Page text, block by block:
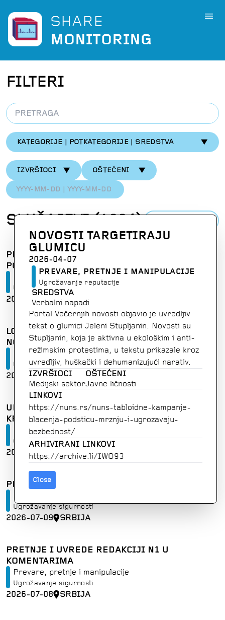
SHARE
MONITORING
FILTERI
KATEGORIJE | POTKATEGORIJE | SREDSTVA
IZVRŠIOCI OŠTEĆENI
NOVOSTI TARGETIRAJU
GLUMICU
2026-04-07
PREVARE, PRETNJE I MANIPULACIJE
Ugrožavanje reputacije
SREDSTVA
Verbalni napadi
Portal Večernjih novosti objavio je uvredljiv
tekst o glumici Jeleni Stupljanin. Novosti su
Stupljanin, koja je aktivna u ekološkim i anti-
režimskim protestima, u tekstu prikazale kroz
uvredljiv, huškački i dehumanizujući narativ.
IZVRŠIOCI
Medijski sektor
OŠTEĆENI
Javne ličnosti
LINKOVI
https://nuns rs/nuns-tabloidne-kampanje-
blacenja-podsticu-mrznju-i-ugrozavaju-
bezbednost/
ARHIVIRANI LINKOVI
https://archive.li/IWO93
Close
SLUČAJEVI(1304)
PRETNJE DIREKTORU VESTI N1 I NJEGOVOJ
PORODICI
Prevare, pretnje i manipulacije
Ugrožavanje sigurnosti
2026-07-17 SRBIJA
LOKALNI FUNKCIONER U GROCKOJ VREĐAO
NOVINARA
Prevare, pretnje i manipulacije
Ugrožavanje reputacije
2026-07-10 SRBIJA
UREDNIK PORTALA POZVAN U POLICIJU ZBOG
KRIVIČNE PRIJAVE
Prevare, pretnje i manipulacije
Ograničavanje slobode izražavanja
2026-07-10 SRBIJA
PRETNJE REDAKCIJI PORTALA SLOBODNA REČ
Ugrožavanje sigurnosti
2026-07-09 SRBIJA
PRETNJE I UVREDE REDAKCIJI N1 U
KOMENTARIMA
Prevare, pretnje i manipulacije
Ugrožavanje sigurnosti
2026-07-08 SRBIJA